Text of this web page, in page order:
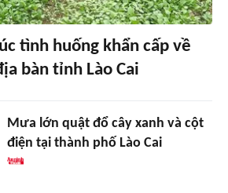
tình huống khẩn cấp về
bàn tỉnh Lào Cai
Mưa lớn quật đổ cây xanh và cột
điện tại thành phố Lào Cai